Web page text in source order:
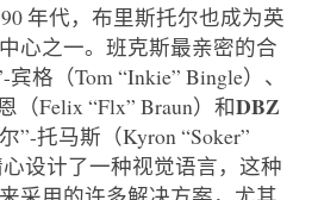
年代，布里斯托尔也成为英
心之一。班克斯最亲密的合
格（Tom “Inkie” Bingle）、
（Felix “Flx” Braun）和DBZ
”-托马斯（Kyron “Soker”
设计了一种视觉语言，这种